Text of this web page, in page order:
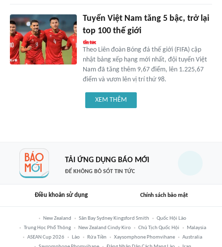
Tuyển Việt Nam tăng 5 bậc, trở lại
top 100 thế giới
Theo Liên đoàn Bóng đá thế giới (FIFA) cập
nhật bảng xếp hạng mới nhất, đội tuyển Việt
Nam đã tăng thêm 9,67 điểm, lên 1.225,67
điểm và vươn lên vị trí thứ 98.
XEM THÊM
TẢI ỨNG DỤNG BÁO MỚI
ĐỂ KHÔNG BỎ SÓT TIN TỨC
Điều khoản sử dụng Chính sách bảo mật
New Zealand Sân Bay Sydney Kingsford Smith
Quốc Hội Lào
Trung Học Phổ Thông
New Zealand Cindy Kiro Chủ Tịch Quốc Hội
Malaysia
ASEAN Cup 2026
Lào Rửa Tiền Xaysomphone Phomvihane
Australia